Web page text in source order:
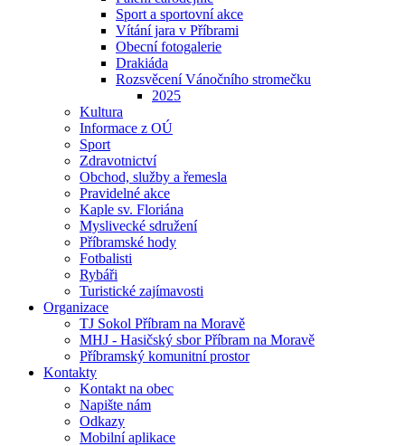
Sport a sportovní akce
Vítání jara v Příbrami
Obecní fotogalerie
Drakiáda
Rozsvěcení Vánočního stromečku
2025
Kultura
Informace z OÚ
Sport
Zdravotnictví
Obchod, služby a řemesla
Pravidelné akce
Kaple sv. Floriána
Myslivecké sdružení
Příbramské hody
Fotbalisti
Rybáři
Turistické zajímavosti
Organizace
TJ Sokol Příbram na Moravě
MHJ - Hasičský sbor Příbram na Moravě
Příbramský komunitní prostor
Kontakty
Kontakt na obec
Napište nám
Odkazy
Mobilní aplikace